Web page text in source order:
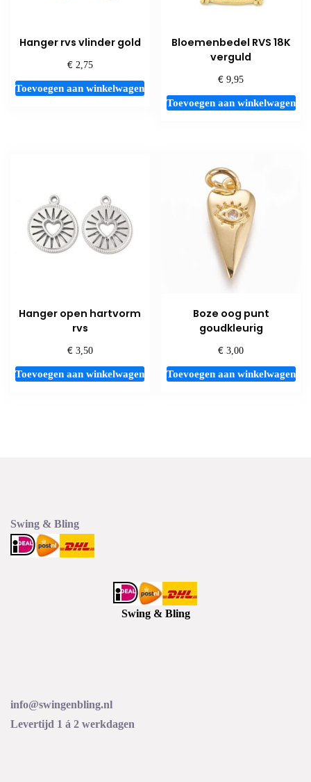
Hanger rvs vlinder gold
€2,75
Toevoegen aan winkelwagen
Bloemenbedel RVS 18K
verguld
€ 9,95
Toevoegen aan winkelwagen
Hanger open hartvorm
rvs
€3,50
Toevoegen aan winkelwagen
Boze oog punt
goudkleurig
€ 3,00
Toevoegen aan winkelwagen
Swing & Bling
Swing & Bling
info@swingenbling.nl
Levertijd 1 á 2 werkdagen